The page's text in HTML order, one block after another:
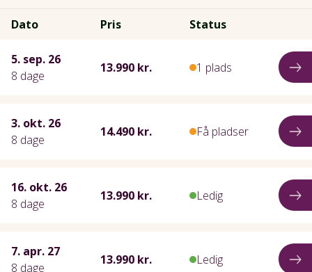
Dato Pris Status
5. sep. 26
8 dage
13.990 kr. 1 plads
3. okt. 26
8 dage
14.490 kr. Få pladser
16. okt. 26
8 dage
13.990 kr. Ledig
7. apr. 27
8 dage
13.990 kr. Ledig